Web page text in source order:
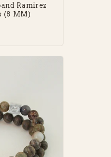
Ramirez
(8 MM)